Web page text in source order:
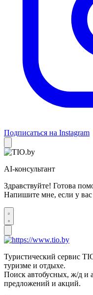
Подписаться на Instagram
AI-консультант
Здравствуйте! Готова
Напишите мне, если у вас
Туристический сервис
туризме и отдыхе.
Поиск автобусных, ж/д и
предложений и акций.